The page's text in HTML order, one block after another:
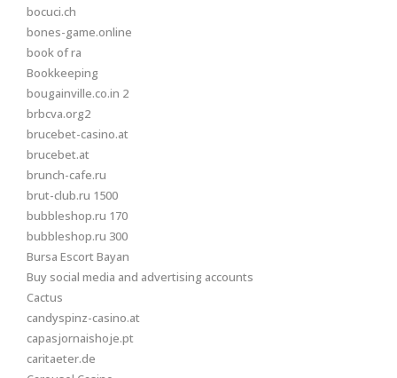
bocuci.ch
bones-game.online
book of ra
Bookkeeping
bougainville.co.in 2
brbcva.org2
brucebet-casino.at
brucebet.at
brunch-cafe.ru
brut-club.ru 1500
bubbleshop.ru 170
bubbleshop.ru 300
Bursa Escort Bayan
Buy social media and advertising accounts
Cactus
candyspinz-casino.at
capasjornaishoje.pt
caritaeter.de